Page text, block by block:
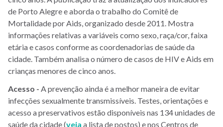
de Porto Alegre e aborda o trabalho do Comitê de
Mortalidade por Aids, organizado desde 2011. Mostra
informações relativas a variáveis como sexo, raça/cor, faixa
etária e casos conforme as coordenadorias de saúde da
cidade. Também analisa o número de casos de HIV e Aids em
crianças menores de cinco anos.
Acesso - A prevenção ainda é a melhor maneira de evitar
infecções sexualmente transmissíveis. Testes, orientações e
acesso a preservativos estão disponíveis nas 134 unidades de
saúde da cidade (veja a lista de postos) e nos Centros de